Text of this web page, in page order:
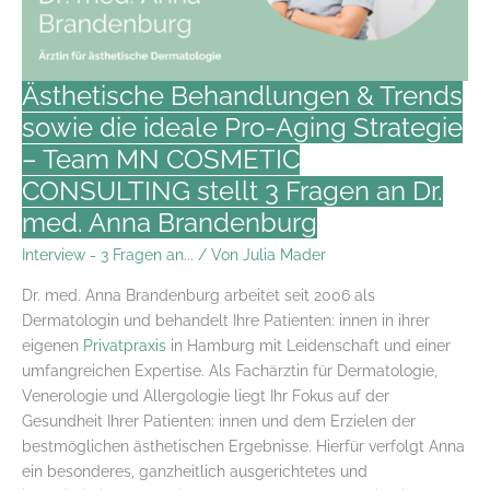
Ästhetische Behandlungen & Trends
sowie die ideale Pro-Aging Strategie
– Team MN COSMETIC
CONSULTING stellt 3 Fragen an Dr.
med. Anna Brandenburg
Interview - 3 Fragen an... / Von Julia Mader
Dr. med. Anna Brandenburg arbeitet seit 2006 als
Dermatologin und behandelt Ihre Patienten: innen in ihrer
eigenen Privatpraxis in Hamburg mit Leidenschaft und einer
umfangreichen Expertise. Als Fachärztin für Dermatologie,
Venerologie und Allergologie liegt Ihr Fokus auf der
Gesundheit Ihrer Patienten: innen und dem Erzielen der
bestmöglichen ästhetischen Ergebnisse. Hierfür verfolgt Anna
ein besonderes, ganzheitlich ausgerichtetes und